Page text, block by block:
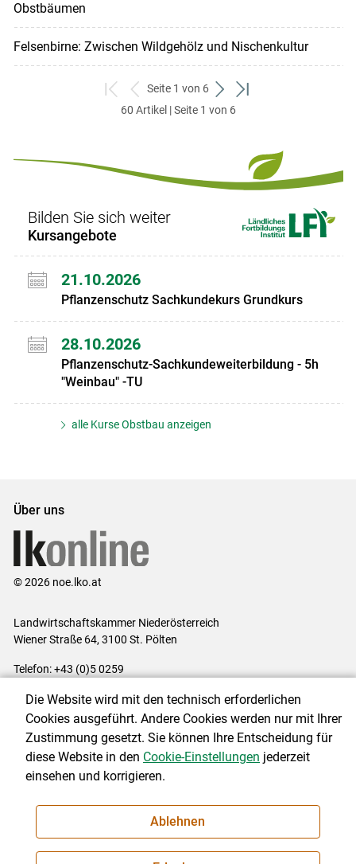
Obstbäumen
Felsenbirne: Zwischen Wildgehölz und Nischenkultur
zum
ersten
zurück
zum
Seite 1 von 6
weiter
zum
zum
60 Artikel | Seite 1 von 6
Bilden Sie sich weiter
Kursangebote
21.10.2026
Pflanzenschutz Sachkundekurs Grundkurs
28.10.2026
Pflanzenschutz-Sachkundeweiterbildung - 5h
"Weinbau" -TU
alle Kurse Obstbau anzeigen
Über uns
© 2026 noe.lko.at
Landwirtschaftskammer Niederösterreich
Wiener Straße 64, 3100 St. Pölten
Telefon: +43 (0)5 0259
Impressum|Kontakt|Datenschutzerklärung|Barrierefreiheit|
Cookie-Einstellungen
NEWSLETTER
Die Website wird mit den technisch erforderlichen
Cookies ausgeführt. Andere Cookies werden nur mit Ihrer
Zustimmung gesetzt. Sie können Ihre Entscheidung für
diese Website in den Cookie-Einstellungen jederzeit
einsehen und korrigieren.
Ablehnen